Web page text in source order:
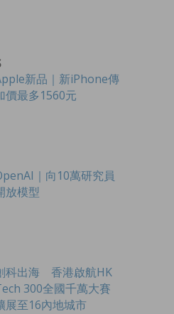
新品｜新iPhone傳
價最多1560元
｜向10萬研究員
放模型
科出海 香港啟航HK
300全國千萬大賽
展至16內地城市